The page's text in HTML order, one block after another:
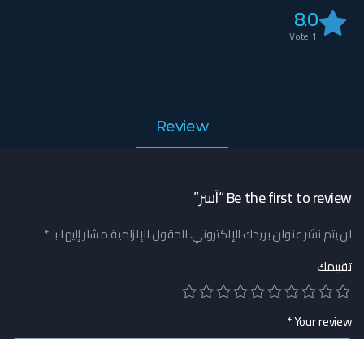
8.0
1
Review
Be the first to review “آسر”
لن يتم نشر عنوان بريدك الإلكتروني.الحقول الإلزامية مشار إليها بـ*
تقييمك
Your review
*